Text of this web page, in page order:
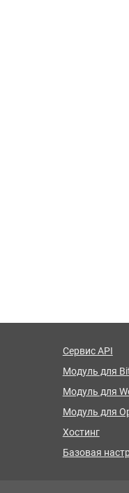
Сервис API
Модуль для
Модуль для
Модуль для
Хостинг
Базовая